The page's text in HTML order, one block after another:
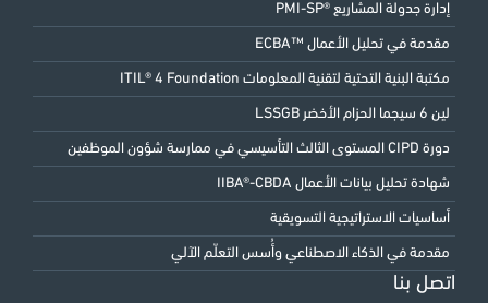
إدارة جدولة المشاريع ®PMI-SP
مقدمة في تحليل الأعمال ™ECBA
مكتبة البنية التحتية لتقنية المعلومات ITIL® 4 Foundation
لين 6 سيجما الحزام الأخضر LSSGB
دورة CIPD المستوى الثالث التأسيسي في ممارسة شؤون الموظفين
شهادة تحليل بيانات الأعمال IIBA®-CBDA
أساسيات الاستراتيجية التسويقية
مقدمة في الذكاء الاصطناعي وأُسس التعلّم الآلي
اتصل بنا